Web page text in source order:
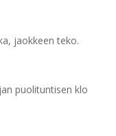
jaokkeen teko.
puolituntisen klo